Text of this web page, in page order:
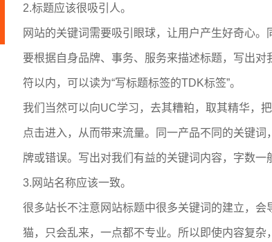
2.标题应该很吸引人。
网站的关键词需要吸引眼球，让用户产生好奇心
要根据自身品牌、事务、服务来描述标题，写出
符以内，可以读为“写标题标签的TDK标签”。
我们当然可以向UC学习，去其糟粕，取其精华，
点击进入，从而带来流量。同一产品不同的关键
牌或错误。写出对我们有益的关键词内容，字数一
3.网站名称应该一致。
很多站长不注意网站标题中很多关键词的建立，
猫，只会乱来，一点都不专业。所以即使内容复杂